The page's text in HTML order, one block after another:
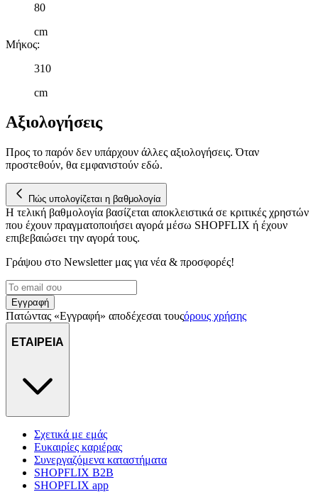
τοποθεσίας μας στους συνεργάτες μέσων κοινωνικής
80
cm
Μήκος:
310
cm
Αξιολογήσεις
Προς το παρόν δεν υπάρχουν άλλες αξιολογήσεις. Όταν
προστεθούν, θα εμφανιστούν εδώ.
Πώς υπολογίζεται η βαθμολογία
Η τελική βαθμολογία βασίζεται αποκλειστικά σε κριτικές χρηστών
που έχουν πραγματοποιήσει αγορά μέσω SHOPFLIX ή έχουν
επιβεβαιώσει την αγορά τους.
Γράψου στο Νewsletter μας για νέα & προσφορές!
Εγγραφή
Πατώντας «Εγγραφή» αποδέχεσαι τουςόρους χρήσης
ΕΤΑΙΡΕΙΑ
Σχετικά με εμάς
Ευκαιρίες καριέρας
Συνεργαζόμενα καταστήματα
SHOPFLIX B2B
SHOPFLIX app